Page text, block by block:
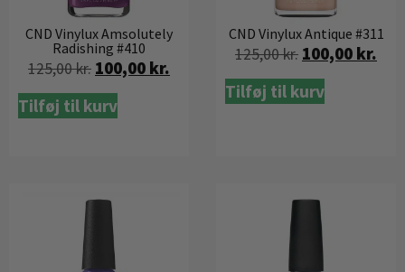
CND Vinylux Amsolutely
Radishing #410
125,00kr. 100,00 kr.
Tilføj til kurv
CND Vinylux Antique #311
125,00kr. 100,00 kr.
Tilføj til kurv